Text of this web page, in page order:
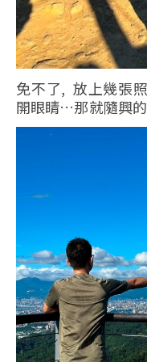
免不了, 放上幾張
開眼睛…那就隨興